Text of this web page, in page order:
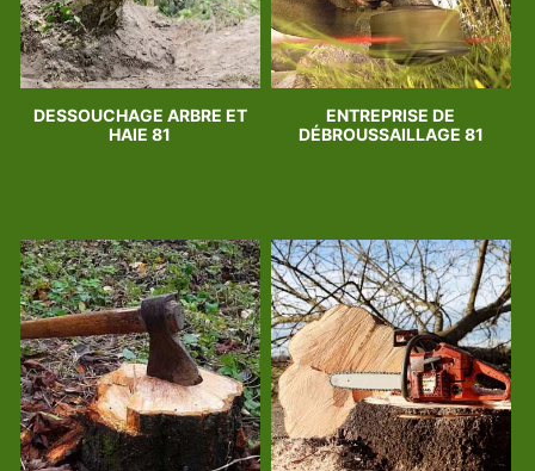
DESSOUCHAGE ARBRE ET
HAIE 81
ENTREPRISE DE
DÉBROUSSAILLAGE 81